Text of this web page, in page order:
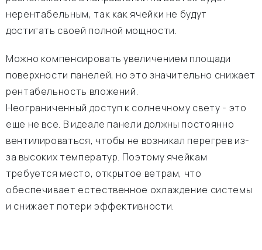
нерентабельным, так как ячейки не будут
достигать своей полной мощности.
Можно компенсировать увеличением площади
поверхности панелей, но это значительно снижает
рентабельность вложений.
Неограниченный доступ к солнечному свету - это
еще не все. В идеале панели должны постоянно
вентилироваться, чтобы не возникал перегрев из-
за высоких температур. Поэтому ячейкам
требуется место, открытое ветрам, что
обеспечивает естественное охлаждение системы
и снижает потери эффективности.